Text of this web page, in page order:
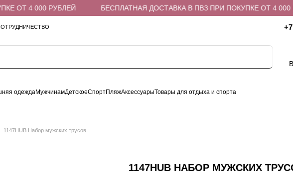
ОТ 4 000 РУБЛЕЙ БЕСПЛАТНАЯ ДОСТАВКА В ПВЗ ПРИ ПОКУПКЕ ОТ 4 000
одеждаМужчинамДетскоеСпортПляжАксессуарыТовары для отдыха и спорта
1147HUB Набор мужских трусов
1147HUB НАБОР МУЖСКИХ